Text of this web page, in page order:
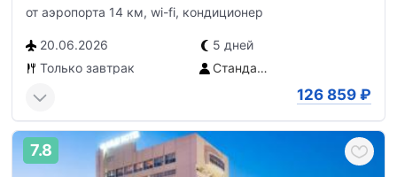
от аэропорта 14 км, wi-fi, кондиционер
20.06.2026
5 дней
Только завтрак
Стандартный номер
126 859 ₽
7.8